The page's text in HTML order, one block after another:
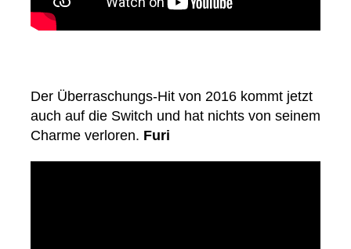
Der Überraschungs-Hit von 2016 kommt jetzt
auch auf die Switch und hat nichts von seinem
Charme verloren. Furi